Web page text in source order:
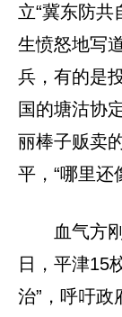
立“冀东防共
生愤怒地写
兵，有的是
国的塘沽协
丽棒子贩卖
平，“哪里还
血气方
日，平津15
治”，呼吁政